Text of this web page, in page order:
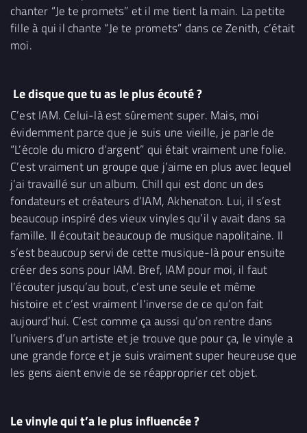
chanter “Je te promets” et il me tient la main. La petite
fille à qui il chante “Je te promets” dans ce Zenith, c’était
moi.
Le disque que tu as le plus écouté ?
C’est IAM. Celui-là est sûrement super. Mais, moi
évidemment parce que je suis une vieille, je parle de
“L’école du micro d’argent” qui était vraiment une folie.
C’est vraiment un groupe que j’aime en plus avec lequel
j’ai travaillé sur un album. Chill qui est donc un des
fondateurs et créateurs d’IAM, Akhenaton. Lui, il s’est
beaucoup inspiré des vieux vinyles qu’il y avait dans sa
famille. Il écoutait beaucoup de musique napolitaine. Il
s’est beaucoup servi de cette musique-là pour ensuite
créer des sons pour IAM. Bref, IAM pour moi, il faut
l’écouter jusqu’au bout, c’est une seule et même
histoire et c’est vraiment l’inverse de ce qu’on fait
aujourd’hui. C’est comme ça aussi qu’on rentre dans
l’univers d’un artiste et je trouve que pour ça, le vinyle a
une grande force et je suis vraiment super heureuse que
les gens aient envie de se réapproprier cet objet.
Le vinyle qui t’a le plus influencée ?